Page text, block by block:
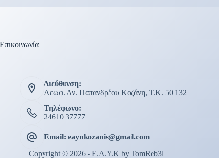
Επικοινωνία
Διεύθυνση:
Λεωφ. Αν. Παπανδρέου Κοζάνη, Τ.Κ. 50 132
Τηλέφωνο:
24610 37777
Email: eaynkozanis@gmail.com
Copyright © 2026 - E.A.Y.K byTomReb3l